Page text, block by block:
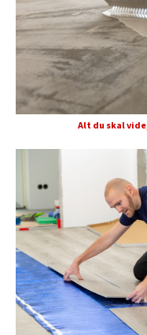
Alt du skal